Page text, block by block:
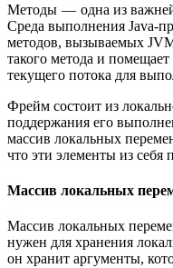
Методы — одна из
Среда выполнения Java-
методов, вызываемых
такого метода и
текущего потока для
Фрейм состоит из
поддержания его
массив локальных
что эти элементы из себя
Массив локальных
Массив локальных
нужен для хранения
он хранит аргументы,